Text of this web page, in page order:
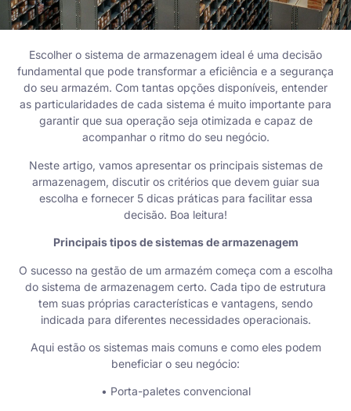
Escolher o sistema de armazenagem ideal é uma decisão
fundamental que pode transformar a eficiência e a segurança
do seu armazém. Com tantas opções disponíveis, entender
as particularidades de cada sistema é muito importante para
garantir que sua operação seja otimizada e capaz de
acompanhar o ritmo do seu negócio.
Neste artigo, vamos apresentar os principais sistemas de
armazenagem, discutir os critérios que devem guiar sua
escolha e fornecer 5 dicas práticas para facilitar essa
decisão. Boa leitura!
Principais tipos de sistemas de armazenagem
O sucesso na gestão de um armazém começa com a escolha
do sistema de armazenagem certo. Cada tipo de estrutura
tem suas próprias características e vantagens, sendo
indicada para diferentes necessidades operacionais.
Aqui estão os sistemas mais comuns e como eles podem
beneficiar o seu negócio:
• Porta-paletes convencional